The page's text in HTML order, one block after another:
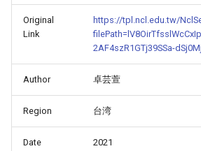
Original
Link
https://tpl.ncl.edu.tw/
2AF4szR1GTj39SSa-
Author 卓芸萱
Region 台湾
Date 2021